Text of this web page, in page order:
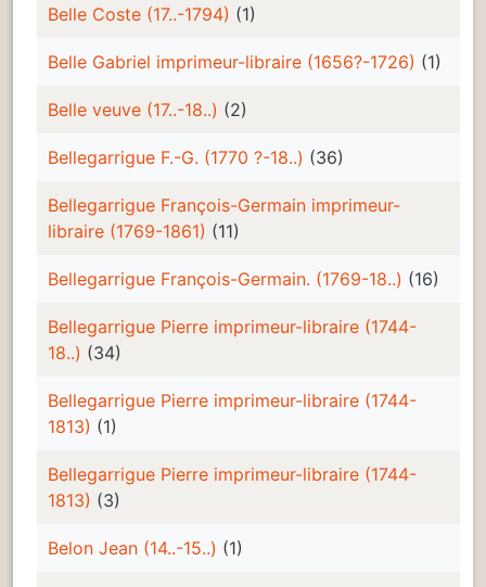
Belle Coste (17..-1794) (1)
Belle Gabriel imprimeur-libraire (1656?-1726) (1)
Belle veuve (17..-18..) (2)
Bellegarrigue F.-G. (1770 ?-18..) (36)
Bellegarrigue François-Germain imprimeur-
libraire (1769-1861) (11)
Bellegarrigue François-Germain. (1769-18..) (16)
Bellegarrigue Pierre imprimeur-libraire (1744-
18..) (34)
Bellegarrigue Pierre imprimeur-libraire (1744-
1813) (1)
Bellegarrigue Pierre imprimeur-libraire (1744-
1813) (3)
Belon Jean (14..-15..) (1)